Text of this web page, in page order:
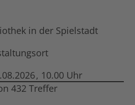
in der Spielstadt
, 10.00 Uhr
432 Treffer